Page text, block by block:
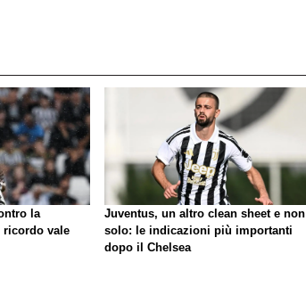
la
ricordo vale
Juventus, un altro clean sheet e non
solo: le indicazioni più importanti
dopo il Chelsea